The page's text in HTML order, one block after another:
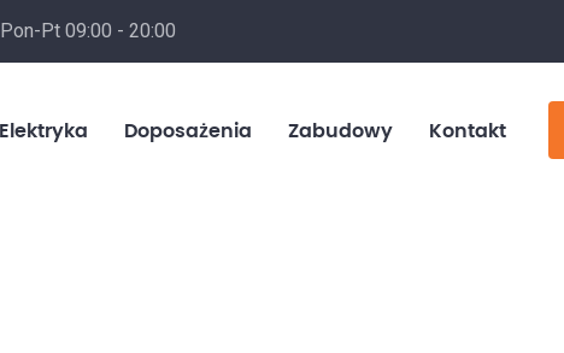
Pon-Pt 09:00 - 20:00
Elektryka Doposażenia Zabudowy Kontakt